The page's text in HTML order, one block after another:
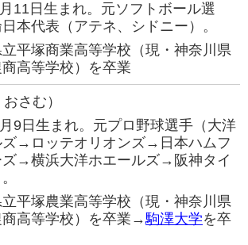
11日生まれ。元ソフトボール選
本代表（アテネ、シドニー）。
平塚商業高等学校（現・神奈川県
高等学校）を卒業
おさむ）
9日生まれ。元プロ野球選手（大洋
ズ→ロッテオリオンズ→日本ハムフ
ズ→横浜大洋ホエールズ→阪神タイ
平塚農業高等学校（現・神奈川県
商高等学校）を卒業→駒澤大学を卒